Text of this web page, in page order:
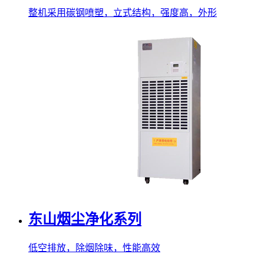
整机采用碳钢喷塑，立式结构，强度高，外形
东山烟尘净化系列
低空排放，除烟除味，性能高效